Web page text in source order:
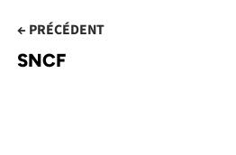
← PRÉCÉDENT
SNCF